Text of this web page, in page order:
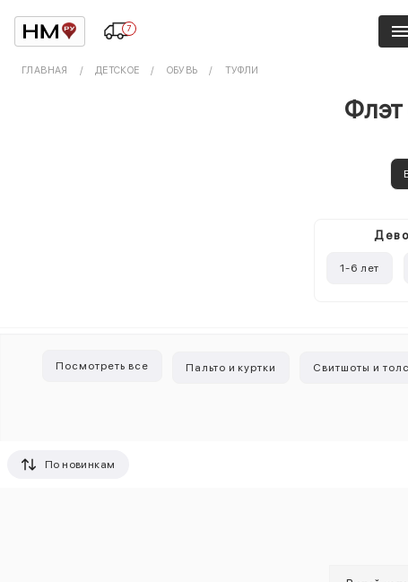
7
ГЛАВНАЯ ДЕТСКОЕ ОБУВЬ ТУФЛИ
Флэт
1-6 лет
Посмотреть все Пальто и куртки Свитшоты и
По новинкам